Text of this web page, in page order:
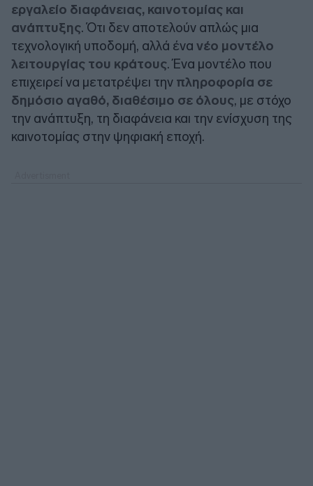
εργαλείο διαφάνειας, καινοτομίας και
ανάπτυξης. Ότι δεν αποτελούν απλώς μια
τεχνολογική υποδομή, αλλά ένα νέο μοντέλο
λειτουργίας του κράτους. Ένα μοντέλο που
επιχειρεί να μετατρέψει την πληροφορία σε
δημόσιο αγαθό, διαθέσιμο σε όλους, με στόχο
την ανάπτυξη, τη διαφάνεια και την ενίσχυση της
καινοτομίας στην ψηφιακή εποχή.